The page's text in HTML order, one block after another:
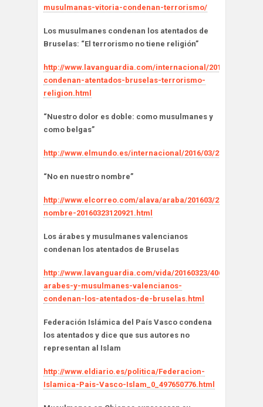
musulmanas-vitoria-condenan-terrorismo/
Los musulmanes condenan los atentados de
Bruselas: “El terrorismo no tiene religión”
http://www.lavanguardia.com/internacional/20160323/
condenan-atentados-bruselas-terrorismo-
religion.html
“Nuestro dolor es doble: como musulmanes y
como belgas”
http://www.elmundo.es/internacional/2016/03/23/
“No en nuestro nombre”
http://www.elcorreo.com/alava/araba/201603/23/nuestro-
nombre-20160323120921.html
Los árabes y musulmanes valencianos
condenan los atentados de Bruselas
http://www.lavanguardia.com/vida/20160323/40642191746/
arabes-y-musulmanes-valencianos-
condenan-los-atentados-de-bruselas.html
Federación Islámica del País Vasco condena
los atentados y dice que sus autores no
representan al Islam
http://www.eldiario.es/politica/Federacion-
Islamica-Pais-Vasco-Islam_0_497650776.html